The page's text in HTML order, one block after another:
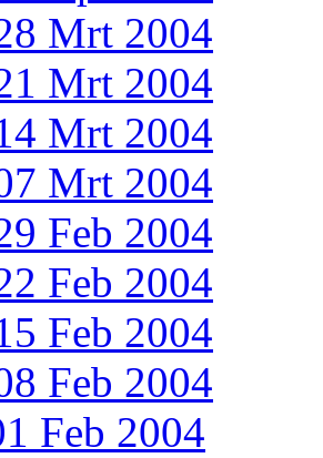
Mrt 2004
Mrt 2004
Mrt 2004
Mrt 2004
Feb 2004
Feb 2004
Feb 2004
Feb 2004
Feb 2004